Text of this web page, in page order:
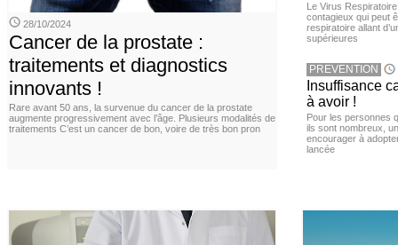
28/10/2024
Cancer de la prostate :
traitements et diagnostics
innovants !
Rare avant 50 ans, la survenue du cancer de la prostate
augmente progressivement avec l’âge. Plusieurs modalités de
traitements C’est un cancer de bon, voire de très bon pron
Le Virus
contagieux qui peut
respiratoire allant
supérieures
PREVENTION
Insuffisance
à avoir !
Pour les personnes
ils sont nombreux,
encourager à
lancée